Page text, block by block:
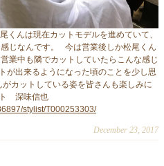
んは現在カットモデルを進めていて、
じなんです。 今は営業後しか松尾くん
業中も隣でカットしていたらこんな感じ
出来るようになった頃のことを少し思
カットしている姿を皆さんも楽しみに
ト 深味信也
stylist/T000253303/
December 23, 2017